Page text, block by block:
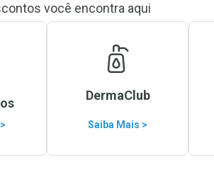
você encontra aqui
DermaClub
Saiba Mais >